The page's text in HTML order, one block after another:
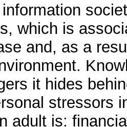
which is
and, as a
it hides
stressors
adult is: